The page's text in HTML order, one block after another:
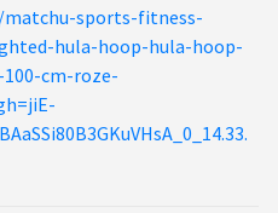
sports-fitness-
hula-hoop-hula-hoop-
cm-roze-